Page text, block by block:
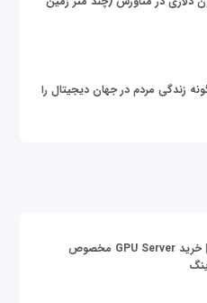
زندگی مردم در جهان دیجیتال را
قیمت سرور گرافیکی | خرید GPU Server مخصوص